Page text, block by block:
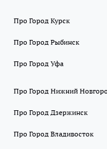
Про Город Курск
Про Город Рыбинск
Про Город Уфа
Про Город Нижний
Про Город Дзержинск
Про Город Владивосток